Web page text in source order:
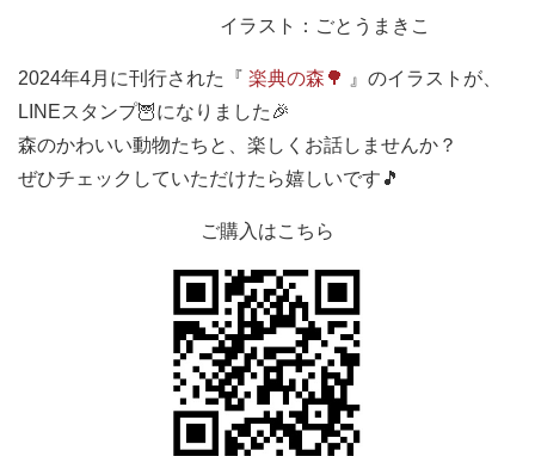
イラスト：ごとうまきこ
2024年4月に刊行された『 楽典の森🌳
』のイラストが、
LINEスタンプ🦉になりました🎉
森のかわいい動物たちと、楽しくお話しませんか？
ぜひチェックしていただけたら嬉しいです🎵
ご購入はこちら